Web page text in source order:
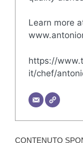
Learn more
https://
it/chef/